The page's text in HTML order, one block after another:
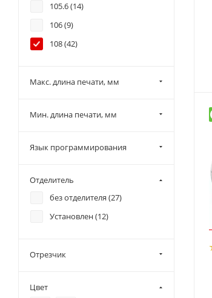
105.6 (14)
106 (9)
108 (42)
Макс. длина печати, мм
Мин. длина печати, мм
Язык программирования
Отделитель
без отделителя (27)
Установлен (12)
Отрезчик
Цвет